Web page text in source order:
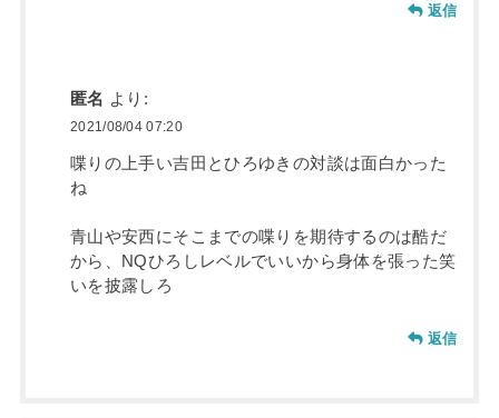
返信
匿名 より:
2021/08/04 07:20
喋りの上手い吉田とひろゆきの対談は面白かった
ね
青山や安西にそこまでの喋りを期待するのは酷だ
から、NQひろしレベルでいいから身体を張った笑
いを披露しろ
返信